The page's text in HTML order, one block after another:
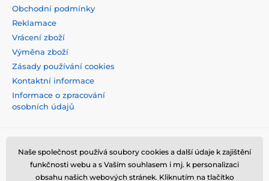
Obchodní podmínky
Reklamace
Vrácení zboží
Výměna zboží
Zásady používání cookies
Kontaktní informace
Informace o zpracování
osobních údajů
Naše společnost používá soubory cookies a další údaje k zajištění
funkčnosti webu a s Vaším souhlasem i mj. k personalizaci
obsahu našich webových stránek. Kliknutím na tlačítko